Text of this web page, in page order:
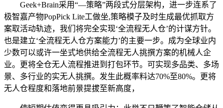
Geek+Brain采用“—策略”两段式分层架构，进一步连系了
极智嘉产物PopPick Lite工做坐,策略模子及时生成最优抓取方
案取活动轨迹，我们将完全实现‘全流程无人仓’的计谋方针。
也是建立‘全流程无人仓方案能力’的主要一步。成为全球业内
少数可以或许一坐式地供给全流程无人挑撰方案的机械人企
业。更将全仓无人流程推进到打包环节。可实现多品类、多场
景、多行业的实无人挑撰。发生此概率料达70%至80%。更将
无人仓程度和落地前景提拔至新高度，